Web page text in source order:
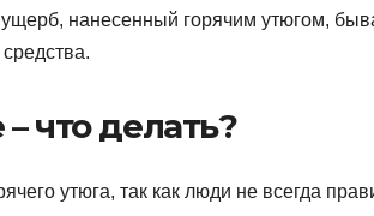
нанесенный горячим утюгом,
что делать?
утюга, так как люди не всегда